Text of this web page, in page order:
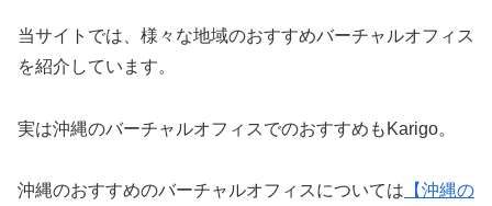
当サイトでは、様々な地域のおすすめバーチャルオフィス
を紹介しています。
実は沖縄のバーチャルオフィスでのおすすめもKarigo。
沖縄のおすすめのバーチャルオフィスについては 【沖縄の